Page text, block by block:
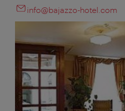
info@bajazzo-hotel.com